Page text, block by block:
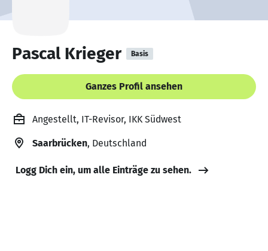
Pascal Krieger Basis
Ganzes Profil ansehen
Angestellt, IT-Revisor, IKK Südwest
Saarbrücken, Deutschland
Logg Dich ein, um alle Einträge zu sehen.